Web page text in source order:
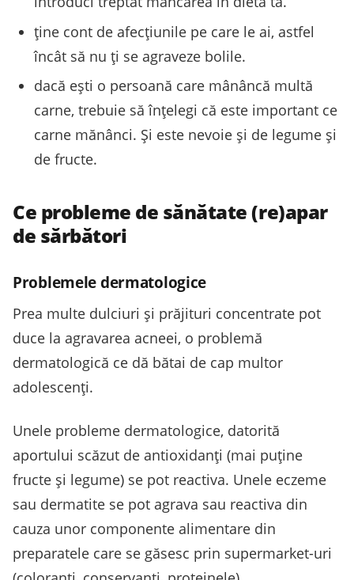
ține cont de afecțiunile pe care le ai, astfel
încât să nu ți se agraveze bolile.
dacă ești o persoană care mânâncă multă
carne, trebuie să înțelegi că este important ce
carne mănânci. Și este nevoie și de legume și
de fructe.
Ce probleme de sănătate (re)apar
de sărbători
Problemele dermatologice
Prea multe dulciuri și prăjituri concentrate pot
duce la agravarea acneei, o problemă
dermatologică ce dă bătai de cap multor
adolescenți.
Unele probleme dermatologice, datorită
aportului scăzut de antioxidanți (mai puține
fructe și legume) se pot reactiva. Unele eczeme
sau dermatite se pot agrava sau reactiva din
cauza unor componente alimentare din
preparatele care se găsesc prin supermarket-uri